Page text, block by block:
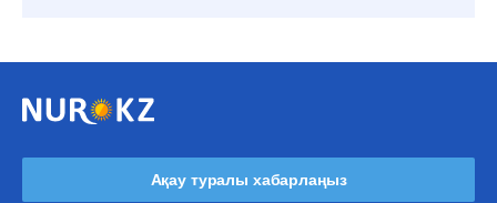
Ақау туралы хабарлаңыз